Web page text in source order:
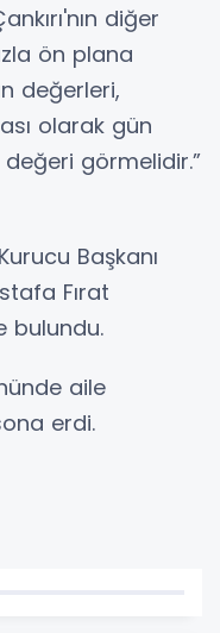
diğer
ön plana
değerleri,
olarak gün
görmelidir.”
Başkanı
Fırat
bulundu.
aile
erdi.